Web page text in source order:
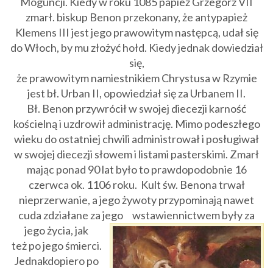
zmarł. biskup Benon przekonany, że antypapież
Klemens III jest jego prawowitym następcą, udał się
do Włoch, by mu złożyć hołd. Kiedy jednak dowiedział
się,
że prawowitym namiestnikiem Chrystusa w Rzymie
jest bł. Urban II, opowiedział się za Urbanem II.
Bł. Benon przywrócił w swojej diecezji karność
kościelną i uzdrowił administrację. Mimo podeszłego
wieku do ostatniej chwili administrował i posługiwał
w swojej diecezji słowem i listami pasterskimi. Zmarł
mając ponad 90 lat było to prawdopodobnie 16
czerwca ok. 1106 roku. Kult św. Benona trwał
nieprzerwanie, a jego żywoty przypominają nawet
cuda zdziałane za jego
wstawiennictwem były za
jego życia, jak
też po jego śmierci.
Jednakdopiero po